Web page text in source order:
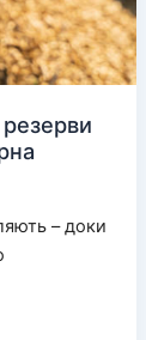
– доки